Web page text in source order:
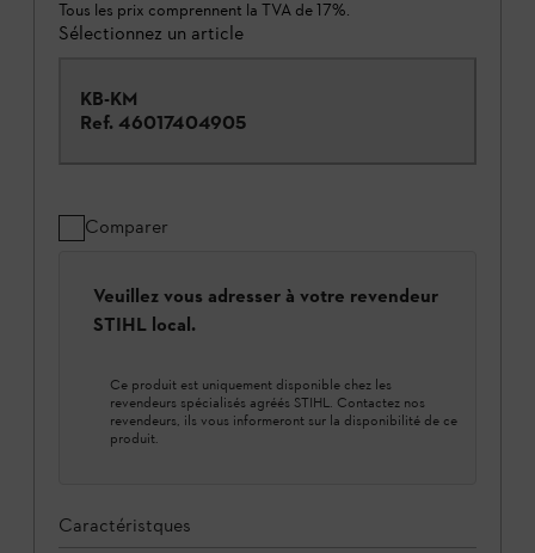
Tous les prix comprennent la TVA de 17%.
Sélectionnez un article
KB-KM
Ref. 46017404905
Comparer
Veuillez vous adresser à votre revendeur
STIHL local.
Ce produit est uniquement disponible chez les
revendeurs spécialisés agréés STIHL. Contactez nos
revendeurs, ils vous informeront sur la disponibilité de ce
produit.
Caractéristques